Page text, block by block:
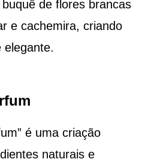
de flores brancas
e cachemira, criando
elegante.
é uma criação
naturais e